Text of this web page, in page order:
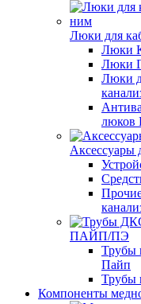
Люки для
Люки
Люки
Люки
люков
Аксессуары
ПАЙП/ПЭ
Трубы
Пайп
Трубы
Компоненты